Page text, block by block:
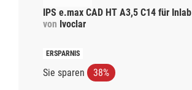
IPS e.max CAD HT A3,5 C14 für Inlab
von Ivoclar
Sie sparen 38%